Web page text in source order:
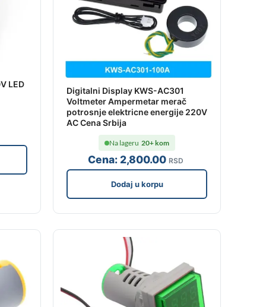
LED
Digitalni Display KWS-AC301
Voltmeter Ampermetar merač
potrosnje elektricne energije 220V
AC Cena Srbija
Cena: 2,800.00 RSD
Na lageru 20+ kom
Dodaj u korpu